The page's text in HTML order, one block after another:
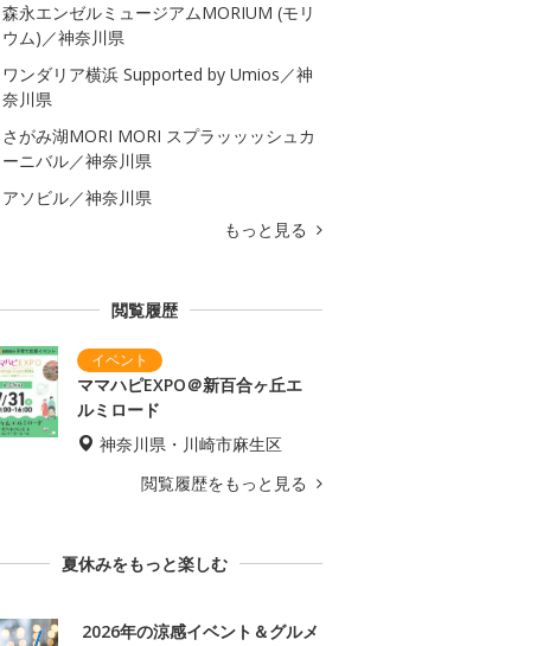
森永エンゼルミュージアムMORIUM (モリ
ウム)／神奈川県
ワンダリア横浜 Supported by Umios／神
奈川県
さがみ湖MORI MORI スプラッッッシュカ
ーニバル／神奈川県
アソビル／神奈川県
もっと見る
閲覧履歴
ママハピEXPO＠新百合ヶ丘エ
ルミロード
神奈川県・川崎市麻生区
閲覧履歴をもっと見る
夏休みをもっと楽しむ
2026年の涼感イベント＆グルメ